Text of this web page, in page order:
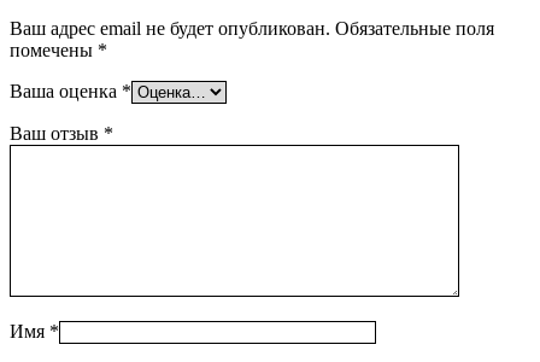
Ваш адрес email не будет опубликован. Обязательные поля
помечены *
Ваша оценка *
Ваш отзыв *
Имя *